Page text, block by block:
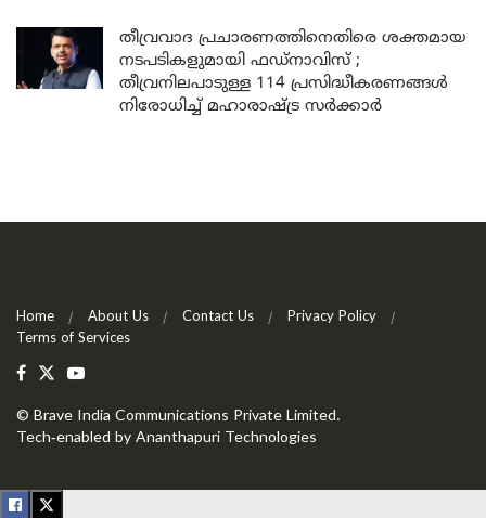
തീവ്രവാദ പ്രചാരണത്തിനെതിരെ ശക്തമായ
നടപടികളുമായി ഫഡ്നാവിസ് ;
തീവ്രനിലപാടുള്ള 114 പ്രസിദ്ധീകരണങ്ങൾ
നിരോധിച്ച് മഹാരാഷ്ട്ര സർക്കാർ
Home About Us Contact Us
Privacy Policy
Terms of Services
© Brave India Communications Private Limited.
Tech-enabled by Ananthapuri Technologies